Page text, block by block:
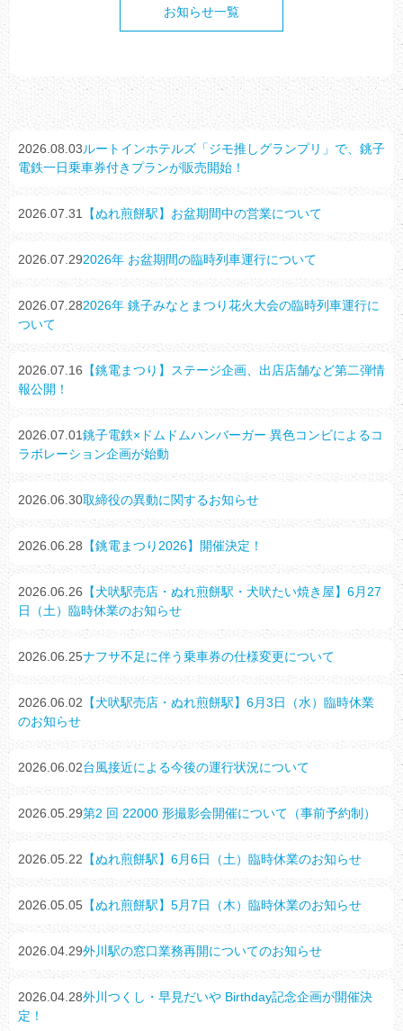
お知らせ一覧
2026.08.03ルートインホテルズ「ジモ推しグランプリ」で、銚子
電鉄一日乗車券付きプランが販売開始！
2026.07.31 【ぬれ煎餅駅】お盆期間中の営業について
2026.07.292026年 お盆期間の臨時列車運行について
2026.07.282026年 銚子みなとまつり花火大会の臨時列車運行に
ついて
2026.07.16 【銚電まつり】ステージ企画、出店店舗など第二弾情
報公開！
2026.07.01銚子電鉄×ドムドムハンバーガー 異色コンビによるコ
ラボレーション企画が始動
2026.06.30取締役の異動に関するお知らせ
2026.06.28 【銚電まつり2026】開催決定！
2026.06.26 【犬吠駅売店・ぬれ煎餅駅・犬吠たい焼き屋】6月27
日（土）臨時休業のお知らせ
2026.06.25ナフサ不足に伴う乗車券の仕様変更について
2026.06.02 【犬吠駅売店・ぬれ煎餅駅】6月3日（水）臨時休業
のお知らせ
2026.06.02台風接近による今後の運行状況について
2026.05.29第2 回 22000 形撮影会開催について（事前予約制）
2026.05.22 【ぬれ煎餅駅】6月6日（土）臨時休業のお知らせ
2026.05.05 【ぬれ煎餅駅】5月7日（木）臨時休業のお知らせ
2026.04.29外川駅の窓口業務再開についてのお知らせ
2026.04.28外川つくし・早見だいや Birthday記念企画が開催決
定！